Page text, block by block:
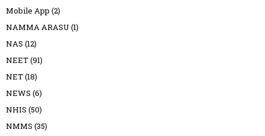
Mobile App (2)
NAMMA ARASU (1)
NAS (12)
NEET(91)
NET(18)
NEWS (6)
NHIS (50)
NMMS (35)